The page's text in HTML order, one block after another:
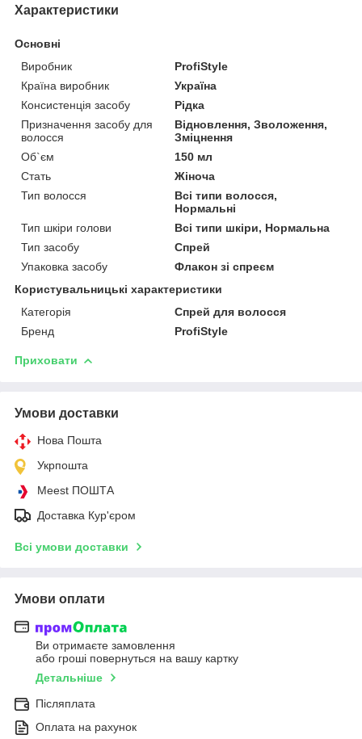
Характеристики
Основні
Виробник
ProfiStyle
Країна виробник
Україна
Консистенція засобу
Рідка
Призначення засобу для
волосся
Відновлення, Зволоження,
Зміцнення
Об`єм
150 мл
Стать
Жіноча
Тип волосся
Всі типи волосся,
Нормальні
Тип шкіри голови
Всі типи шкіри, Нормальна
Тип засобу
Спрей
Упаковка засобу
Флакон зі спреєм
Користувальницькі характеристики
Категорія
Спрей для волосся
Бренд
ProfiStyle
Приховати
Умови доставки
Нова Пошта
Укрпошта
Meest ПОШТА
Доставка Кур'єром
Всі умови доставки
Умови оплати
Ви отримаєте замовлення
або гроші повернуться на вашу картку
Детальніше
Післяплата
Оплата на рахунок